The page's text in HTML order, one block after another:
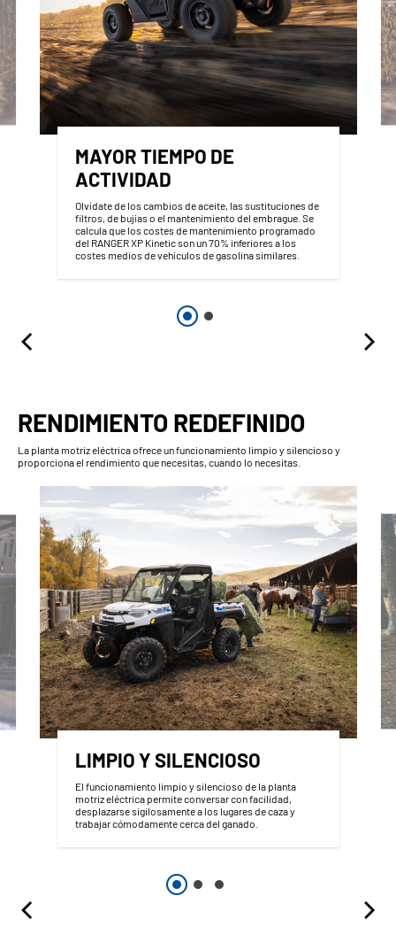
MAYOR TIEMPO DE
ACTIVIDAD
Olvídate de los cambios de aceite, las sustituciones de
filtros, de bujías o el mantenimiento del embrague. Se
calcula que los costes de mantenimiento programado
del RANGER XP Kinetic son un 70% inferiores a los
costes medios de vehículos de gasolina similares.
RENDIMIENTO REDEFINIDO
La planta motriz eléctrica ofrece un funcionamiento limpio y silencioso y
proporciona el rendimiento que necesitas, cuando lo necesitas.
LIMPIO Y SILENCIOSO
El funcionamiento limpio y silencioso de la planta
motriz eléctrica permite conversar con facilidad,
desplazarse sigilosamente a los lugares de caza y
trabajar cómodamente cerca del ganado.